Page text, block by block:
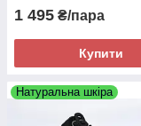
1 495 ₴/пара
Купити
Натуральна шкіра